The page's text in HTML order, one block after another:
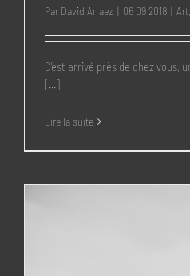
Par David Arraez | 06 09 2018 | Art,
C’est arrivé près de chez vous,
[...]
Lire la suite